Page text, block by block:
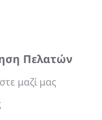
Πελατών
μαζί μας